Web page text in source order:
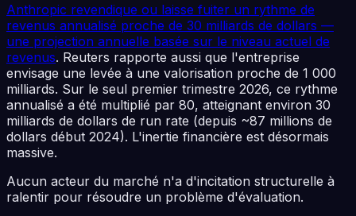
Anthropic revendique ou laisse fuiter un rythme de
revenus annualisé proche de 30 milliards de dollars —
une projection annuelle basée sur le niveau actuel de
revenus. Reuters rapporte aussi que l'entreprise
envisage une levée à une valorisation proche de 1 000
milliards. Sur le seul premier trimestre 2026, ce rythme
annualisé a été multiplié par 80, atteignant environ 30
milliards de dollars de run rate (depuis ~87 millions de
dollars début 2024). L'inertie financière est désormais
massive.
Aucun acteur du marché n'a d'incitation structurelle à
ralentir pour résoudre un problème d'évaluation.